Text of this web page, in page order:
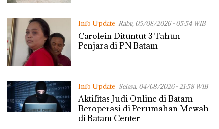
Info Update Rabu, 05/08/2026 - 05:54 WIB
Carolein Dituntut 3 Tahun
Penjara di PN Batam
Info Update Selasa, 04/08/2026 - 21:58 WIB
Aktifitas Judi Online di Batam
Beroperasi di Perumahan Mewah
di Batam Center